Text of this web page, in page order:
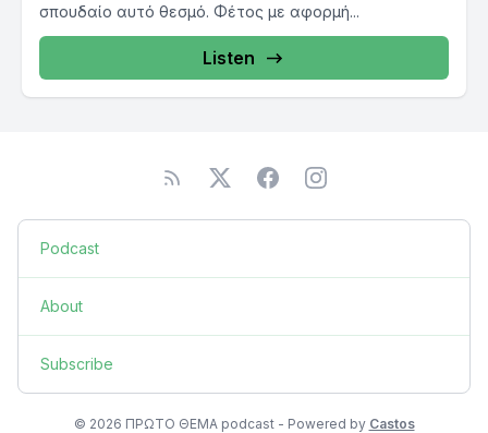
σπουδαίο αυτό θεσμό. Φέτος με αφορμή...
Listen
Podcast
About
Subscribe
© 2026 ΠΡΩΤΟ ΘΕΜΑ podcast - Powered by Castos